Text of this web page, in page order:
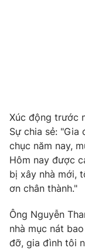
Cơ quan chủ quản:
Cơ quan báo chí:
Giấy phép hoạt
cấp ngày 29/12/
Tổng Biên tập:
Phó Tổng Biên tập:
Nguyễn Trọng Ninh
Tổng đài VTV:
Xúc động trước
Sự chia sẻ:
chục năm nay,
Hôm nay được
bị xây nhà mới,
ơn chân thành."
Ông Nguyễn
nhà mục nát
đỡ, gia đình tôi